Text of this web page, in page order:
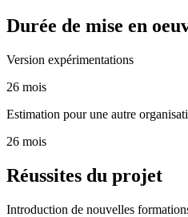
Durée de mise en
Version expérimentations
26 mois
Estimation pour une autre
26 mois
Réussites du projet
Introduction de nouvelles